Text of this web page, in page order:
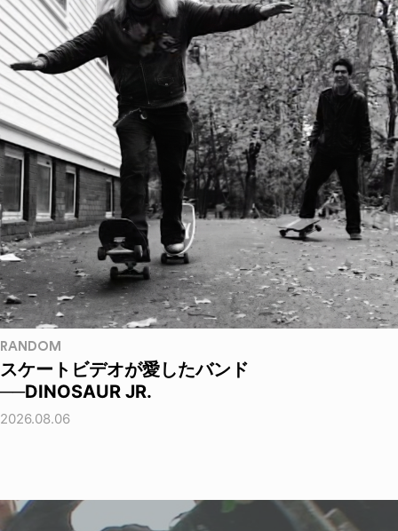
RANDOM
スケートビデオが愛したバンド
──DINOSAUR JR.
2026.08.06